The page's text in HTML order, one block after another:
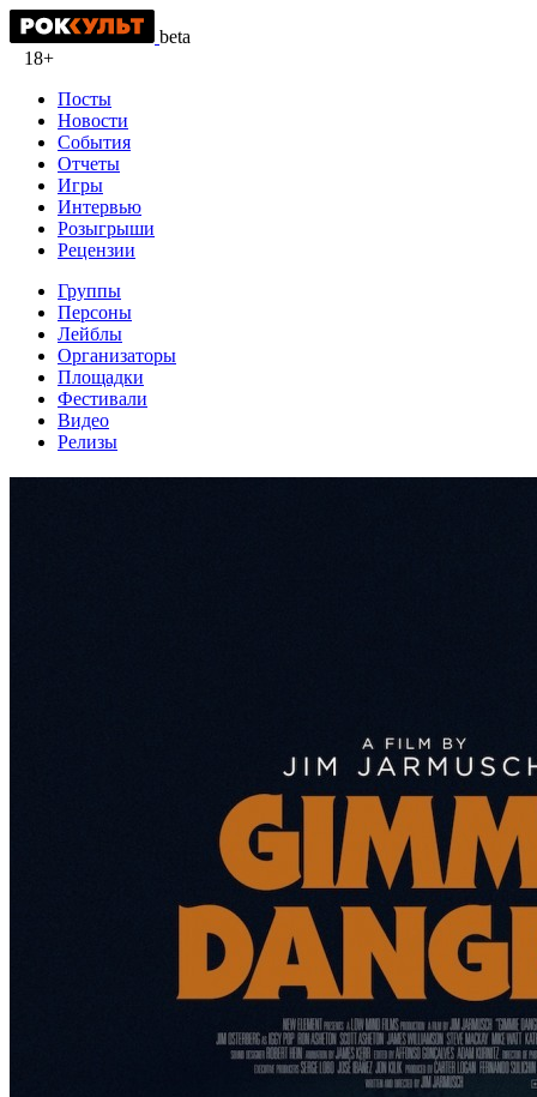
beta
18+
Посты
Новости
События
Отчеты
Игры
Интервью
Розыгрыши
Рецензии
Группы
Персоны
Лейблы
Организаторы
Площадки
Фестивали
Видео
Релизы